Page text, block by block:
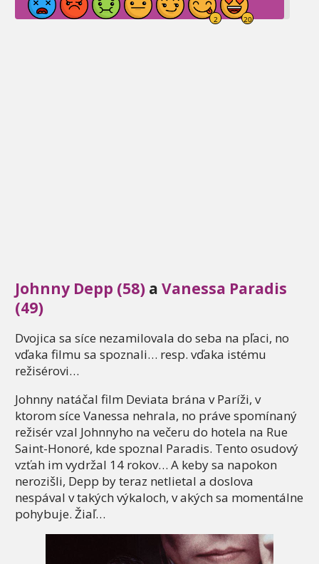
Johnny Depp (58) a Vanessa Paradis
(49)
Dvojica sa síce nezamilovala do seba na pľaci, no
vďaka filmu sa spoznali… resp. vďaka istému
režisérovi…
Johnny natáčal film Deviata brána v Paríži, v
ktorom síce Vanessa nehrala, no práve spomínaný
režisér vzal Johnnyho na večeru do hotela na Rue
Saint-Honoré, kde spoznal Paradis. Tento osudový
vzťah im vydržal 14 rokov… A keby sa napokon
nerozišli, Depp by teraz netlietal a doslova
nespával v takých výkaloch, v akých sa momentálne
pohybuje. Žiaľ…